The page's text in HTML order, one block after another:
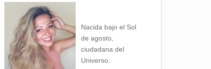
Nacida bajo el Sol
de agosto,
ciudadana del
Universo.